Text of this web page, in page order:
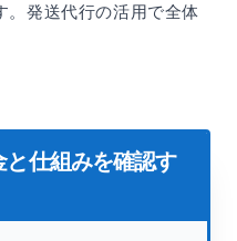
。発送代行の活用で全体
と仕組みを確認す